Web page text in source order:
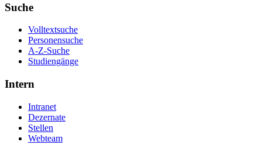
Suche
Volltextsuche
Personensuche
A-Z-Suche
Studiengänge
Intern
Intranet
Dezernate
Stellen
Webteam